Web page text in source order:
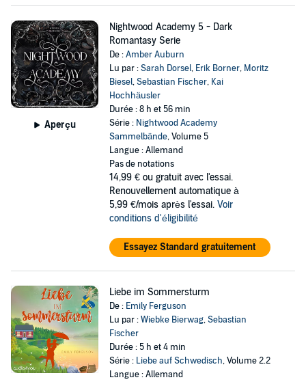
Aperçu
Nightwood Academy 5 - Dark
Romantasy Serie
De :Amber Auburn
Lu par :Sarah Dorsel, Erik Borner, Moritz
Biesel,Sebastian Fischer, Kai
Hochhäusler
Durée : 8 h et 56 min
Série : Nightwood Academy
Sammelbände, Volume 5
Langue : Allemand
Pas de notations
14,99 € ou gratuit avec l'essai.
Renouvellement automatique à
5,99 €/mois après l'essai. Voir
conditions d'éligibilité
Essayez Standard gratuitement
Liebe im Sommersturm
De : Emily Ferguson
Lu par :Wiebke Bierwag,Sebastian
Fischer
Durée : 5 h et 4 min
Série : Liebe auf Schwedisch, Volume 2.2
Langue : Allemand